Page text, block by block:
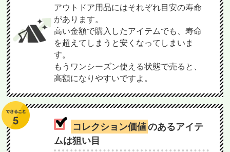
アウトドア用品にはそれぞれ目安の寿命
があります。
高い金額で購入したアイテムでも、寿命
を超えてしまうと安くなってしまいま
す。
もうワンシーズン使える状態で売ると、
高額になりやすいですよ。
コレクション価値のあるアイテ
ムは狙い目